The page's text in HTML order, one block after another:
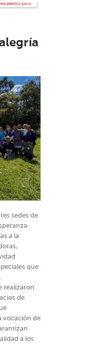
sedes de
a la
que
realizaron
de
vocación de
a los